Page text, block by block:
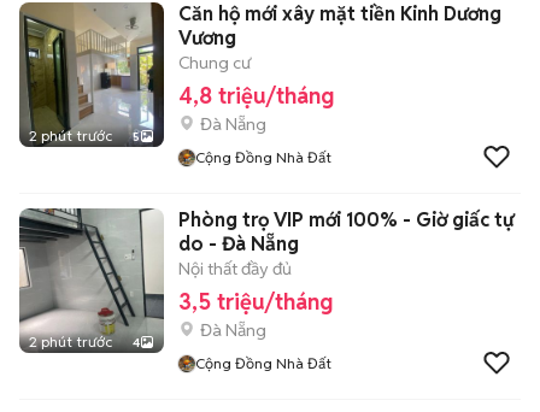
2 phút trước 5
Căn hộ mới xây mặt tiền Kinh Dương
Vương
Chung cư
4,8 triệu/tháng
Đà Nẵng
Cộng Đồng Nhà Đất
2 phút trước 4
Phòng trọ VIP mới 100% - Giờ giấc tự
do - Đà Nẵng
Nội thất đầy đủ
3,5 triệu/tháng
Đà Nẵng
Cộng Đồng Nhà Đất